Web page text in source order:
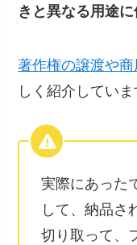
きと異なる用途
著作権の譲渡や商
しく紹介していま
実際にあった
して、納品さ
切り取って、